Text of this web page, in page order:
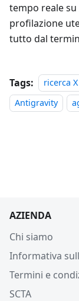
tempo reale su
profilazione
tutto dal
Tags: ricerca X
Antigravity
AZIENDA
Chi siamo
Informativa
Termini e
SCTA